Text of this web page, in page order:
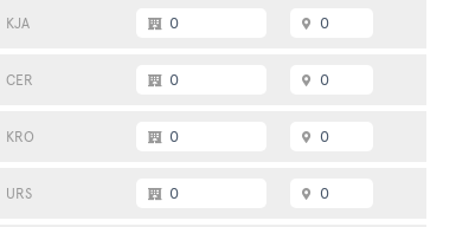
KJA 0 0
CER 0 0
KRO 0 0
URS 0 0